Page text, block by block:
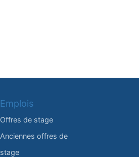
Emplois
Offres de stage
Anciennes offres de
stage